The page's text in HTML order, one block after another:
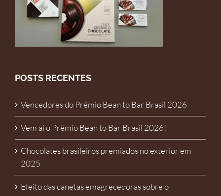
POSTS RECENTES
Vencedores do Prêmio Bean to Bar Brasil 2026
Vem aí o Prêmio Bean to Bar Brasil 2026!
Chocolates brasileiros premiados no exterior em
2025
Efeito das canetas emagrecedoras sobre o